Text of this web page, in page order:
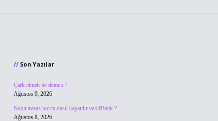
Son Yazılar
Çark etmek ne demek ?
Ağustos 9, 2026
Nakit avans borcu nasıl kapatılır vakıfBank ?
Ağustos 8, 2026